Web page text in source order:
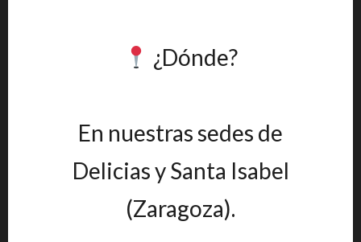
¿Dónde?
En nuestras sedes de
Delicias y Santa Isabel
(Zaragoza).